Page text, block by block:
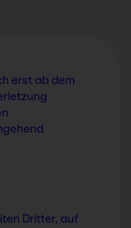
erst ab dem
Dritter, auf